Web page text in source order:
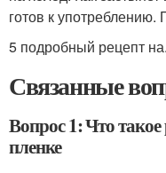
готов к употреблению.
5 подробный рецепт на.
Связанные
Вопрос 1: Что
пленке